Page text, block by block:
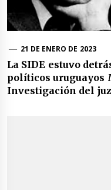
21 DE ENERO DE 2023
La SIDE estuvo
políticos uruguayos
Investigación del